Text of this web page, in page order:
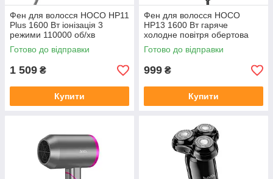
Фен для волосся HOCO HP11
Plus 1600 Вт іонізація 3
режими 110000 об/хв
Готово до відправки
1 509 ₴
Купити
Фен для волосся HOCO
HP13 1600 Вт гаряче
холодне повітря обертова
насадка
Готово до відправки
999 ₴
Купити